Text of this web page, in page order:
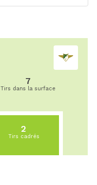
7
Tirs dans la surface
2
Tirs cadrés